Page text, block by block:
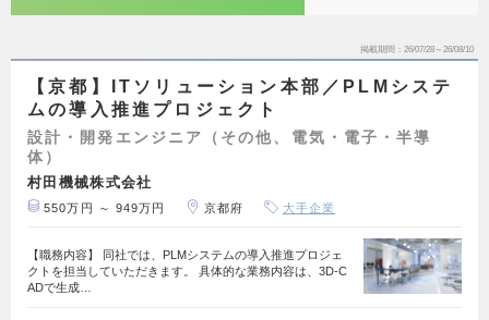
掲載期間 26/07/28～26/08/10
【京都】ITソリューション本部／PLMシステ
ムの導入推進プロジェクト
設計・開発エンジニア（その他、電気・電子・半導
体）
村田機械株式会社
550万円 ～ 949万円 京都府 大手企業
【職務内容】 同社では、PLMシステムの導入推進プロジェ
クトを担当していただきます。 具体的な業務内容は、3D-C
ADで生成…